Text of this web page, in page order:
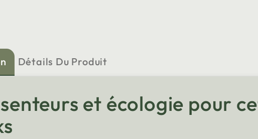
Détails Du Produit
et écologie pour